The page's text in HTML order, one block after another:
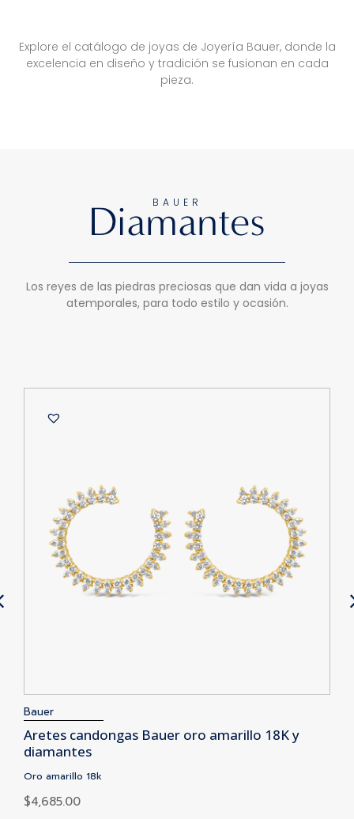
Explore el catálogo de joyas de Joyería Bauer, donde la
excelencia en diseño y tradición se fusionan en cada
pieza.
BAUER
Diamantes
Los reyes de las piedras preciosas que dan vida a joyas
atemporales, para todo estilo y ocasión.
Bauer
Aretes candongas Bauer oro amarillo 18K y
diamantes
Oro amarillo 18k
$4,685.00